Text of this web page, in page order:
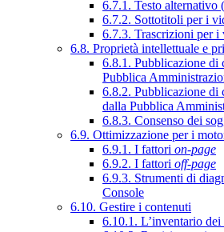
6.7.1. Testo alternativo
6.7.2. Sottotitoli per i
6.7.3. Trascrizioni per i
6.8. Proprietà intellettuale e
6.8.1. Pubblicazione di
Pubblica
6.8.2. Pubblicazione di
dalla Pubblica
6.8.3. Consenso dei
6.9. Ottimizzazione per i
6.9.1. I fattori on-page
6.9.2. I fattori off-page
6.9.3. Strumenti di
Console
6.10. Gestire i contenuti
6.10.1. L’inventario dei